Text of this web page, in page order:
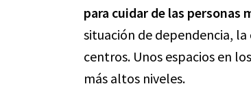
para cuidar de las personas
situación de dependencia,
centros. Unos espacios en
más altos niveles.